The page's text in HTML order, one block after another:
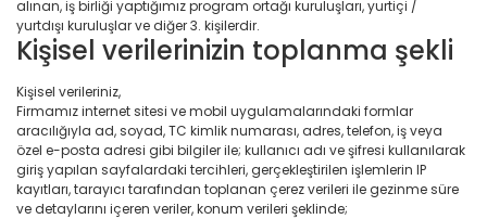
alınan, iş birliği yaptığımız program ortağı kuruluşları, yurtiçi /
yurtdışı kuruluşlar ve diğer 3. kişilerdir.
Kişisel verilerinizin toplanma şekli
Kişisel verileriniz,
Firmamız internet sitesi ve mobil uygulamalarındaki formlar
aracılığıyla ad, soyad, TC kimlik numarası, adres, telefon, iş veya
özel e-posta adresi gibi bilgiler ile; kullanıcı adı ve şifresi kullanılarak
giriş yapılan sayfalardaki tercihleri, gerçekleştirilen işlemlerin IP
kayıtları, tarayıcı tarafından toplanan çerez verileri ile gezinme süre
ve detaylarını içeren veriler, konum verileri şeklinde;